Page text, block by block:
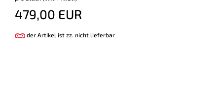
479,00 EUR
der Artikel ist zz. nicht lieferbar